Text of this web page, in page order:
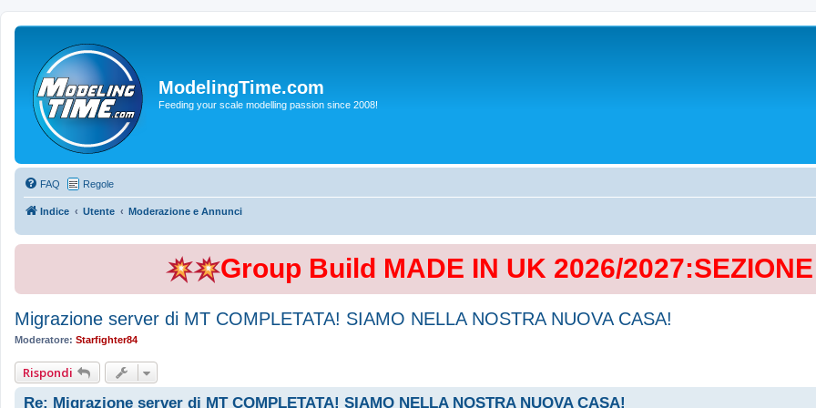
ModelingTime.com
Feeding your scale modelling passion since 2008!
FAQ Regole
Indice Utente Moderazione e Annunci
Group Build MADE IN UK 2026/
Migrazione server di MT COMPLETATA! SIAMO NELLA NOSTRA NUOVA CASA!
Moderatore: Starfighter84
Rispondi
Re: Migrazione server di MT COMPLETATA! SIAMO NELLA NOSTRA NUOVA CASA!